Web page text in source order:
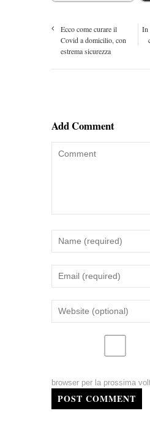
Ecco come curare il
Covid a domicilio, con
estrema sicurezza
In
Add Comment
browser per la prossima
POST COMMENT